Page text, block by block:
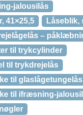
jalousilås
41×25,5
Låseblik,
–
til trykcylinder
til trykdrejelås
til glaslågetungelås
til ifræsning-